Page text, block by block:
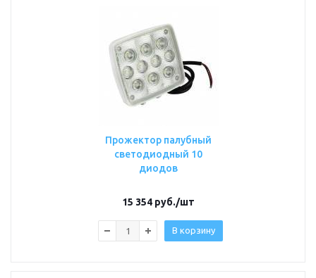
Прожектор палубный
светодиодный 10
диодов
15 354 руб./шт
В корзину